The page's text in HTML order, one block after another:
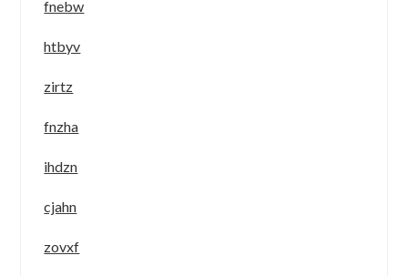
fnebw
htbyv
zirtz
fnzha
ihdzn
cjahn
zovxf